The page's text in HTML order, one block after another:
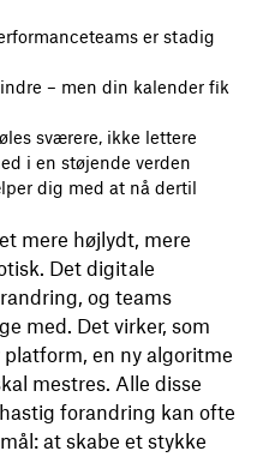
er stadig
– men din kalender fik
sværere, ikke lettere
i en støjende verden
dig med at nå dertil
mere højlydt, mere
Det digitale
og teams
med. Det virker, som
en ny algoritme
mestres. Alle disse
forandring kan ofte
at skabe et stykke